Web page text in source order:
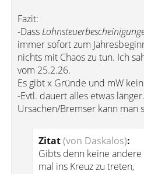
Fazit:
-Dass
immer sofort zum
nichts mit Chaos zu tun. Ich
vom 25.2.26.
Es gibt x Gründe und mW
-Evtl. dauert alles etwas
Ursachen/Bremser kann man
Zitat(von Daskalos):
Gibts denn keine
mal ins Kreuz zu treten,